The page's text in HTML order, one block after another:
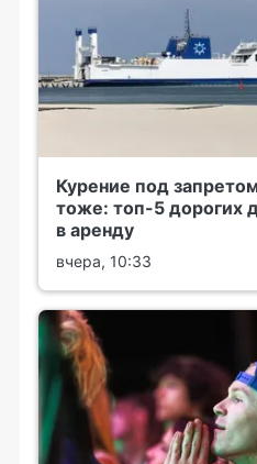
Курение под
тоже: топ-5 дорогих
в аренду
вчера, 10:33